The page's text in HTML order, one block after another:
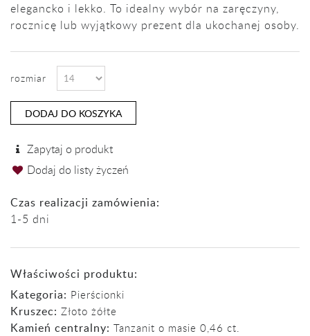
elegancko i lekko. To idealny wybór na zaręczyny,
rocznicę lub wyjątkowy prezent dla ukochanej osoby.
DODAJ DO KOSZYKA
Zapytaj o produkt
Dodaj do listy życzeń
Czas realizacji zamówienia:
1-5 dni
Właściwości produktu:
Kategoria: Pierścionki
Kruszec: Złoto żółte
Kamień centralny: Tanzanit o masie 0,46 ct.